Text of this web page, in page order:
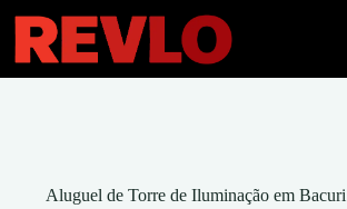
para
conteúdo
Aluguel de Torre de Iluminação em